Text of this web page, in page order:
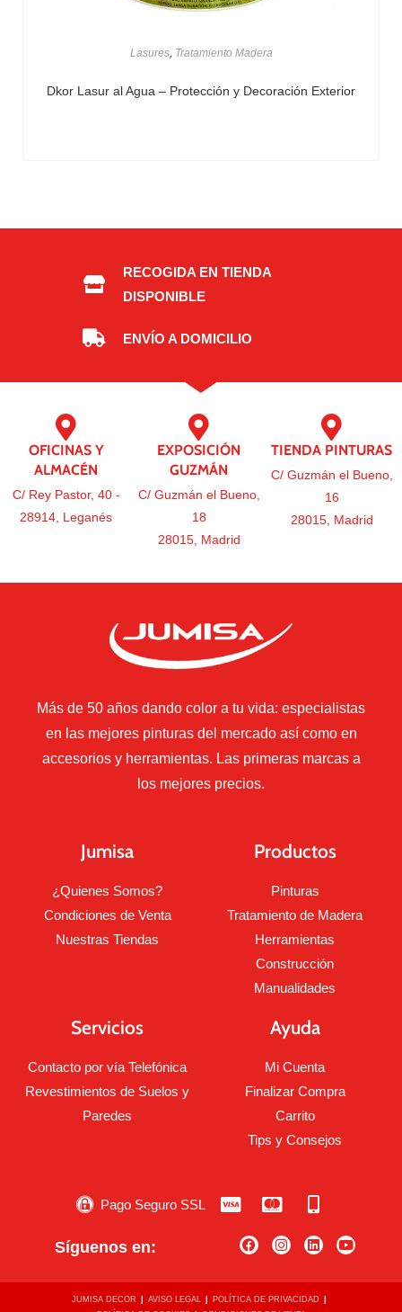
Lasures, Tratamiento Madera
Dkor Lasur al Agua – Protección y Decoración Exterior
RECOGIDA EN TIENDA
DISPONIBLE
ENVÍO A DOMICILIO
OFICINAS Y
ALMACÉN
C/ Rey Pastor, 40 -
28914, Leganés
EXPOSICIÓN
GUZMÁN
C/ Guzmán el Bueno,
18
28015, Madrid
TIENDA PINTURAS
C/ Guzmán el Bueno,
16
28015, Madrid
Más de 50 años dando color a tu vida: especialistas
en las mejores pinturas del mercado así como en
accesorios y herramientas. Las primeras marcas a
los mejores precios.
Jumisa
¿Quienes Somos?
Condiciones de Venta
Nuestras Tiendas
Productos
Pinturas
Tratamiento de Madera
Herramientas
Construcción
Manualidades
Servicios
Contacto por vía Telefónica
Revestimientos de Suelos y
Paredes
Ayuda
Mi Cuenta
Finalizar Compra
Carrito
Tips y Consejos
Pago Seguro SSL
Síguenos en:
JUMISA DECOR AVISO LEGAL
POLÍTICA DE PRIVACIDAD